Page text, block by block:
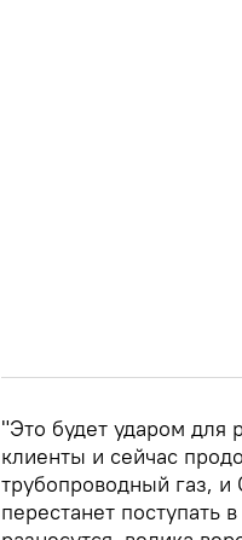
"Это будет ударом для
клиенты и сейчас
трубопроводный газ, и
перестанет поступать